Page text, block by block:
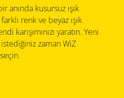
anında kusursuz ışık
renk ve beyaz ışık
karışımınızı yaratın. Yeni
zaman WiZ